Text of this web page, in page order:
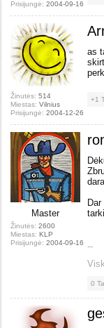
Prisijungė: 2004-09-16
Žinutės: 514
Miestas: Vilnius
Prisijungė: 2004-12-26
as
+1
Master
Žinutės: 2600
Miestas: KLP
Prisijungė: 2004-09-16 --
0